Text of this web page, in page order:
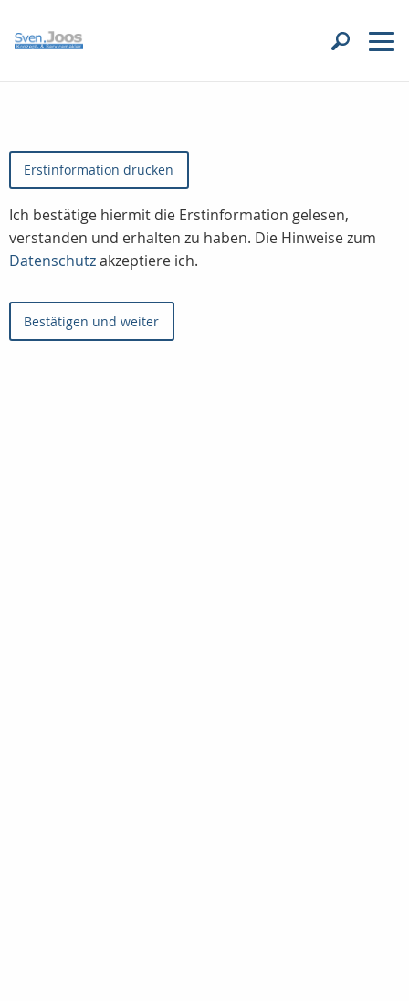
Erstinformation drucken
Ich bestätige hiermit die Erstinformation gelesen,
verstanden und erhalten zu haben. Die Hinweise zum
Datenschutzakzeptiere ich.
Bestätigen und weiter